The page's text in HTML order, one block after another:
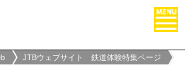
JTBウェブサイト 鉄道体験特集ページ